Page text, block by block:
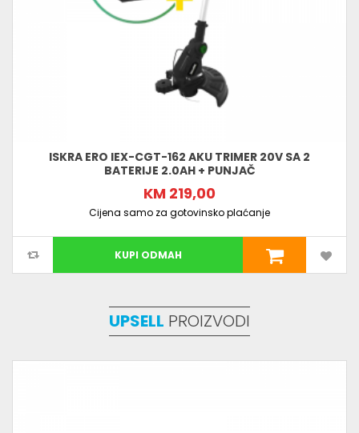
ISKRA ERO IEX-CGT-162 AKU TRIMER 20V SA 2
BATERIJE 2.0AH + PUNJAČ
KM 219,00
Cijena samo za gotovinsko plaćanje
KUPI ODMAH
UPSELL PROIZVODI